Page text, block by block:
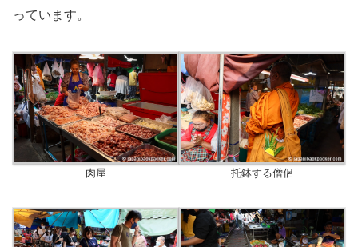
っています。
肉屋 托鉢する僧侶